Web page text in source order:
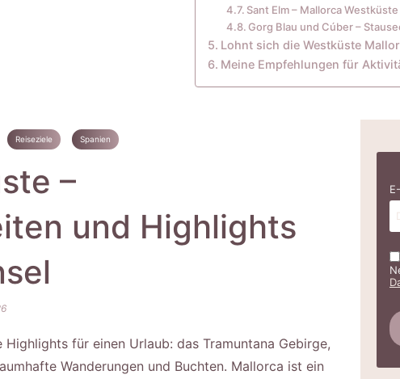
Sant Elm – Mallorca Westküste
Gorg Blau und Cúber –
Lohnt sich die Westküste
Meine Empfehlungen für
Reiseziele Spanien
–
und Highlights
für einen Urlaub: das Tramuntana Gebirge,
Wanderungen und Buchten. Mallorca ist ein